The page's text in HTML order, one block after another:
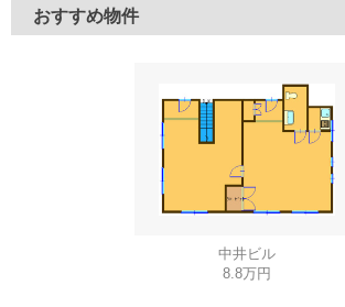
おすすめ物件
中井ビル
8.8万円